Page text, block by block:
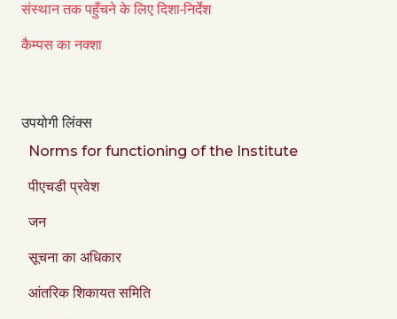
संस्थान तक पहुँचने के लिए दिशा-निर्देश
कैम्पस का नक्शा
उपयोगी लिंक्स
Norms for functioning of the Institute
पीएचडी प्रवेश
जन
सूचना का अधिकार
आंतरिक शिकायत समिति